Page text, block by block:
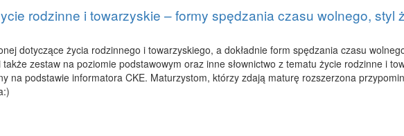
rodzinne i towarzyskie – formy spędzania czasu wolnego, styl
dotyczące życia rodzinnego i towarzyskiego, a dokładnie form spędzania czasu
zestaw na poziomie podstawowym oraz inne słownictwo z tematu życie rodzinne i
na podstawie informatora CKE. Maturzystom, którzy zdają maturę rozszerzona